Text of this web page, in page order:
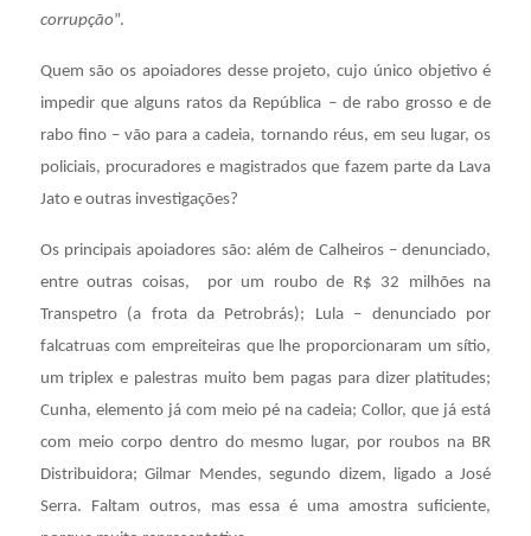
corrupção”.
Quem são os apoiadores desse projeto, cujo único objetivo é
impedir que alguns ratos da República – de rabo grosso e de
rabo fino – vão para a cadeia, tornando réus, em seu lugar, os
policiais, procuradores e magistrados que fazem parte da Lava
Jato e outras investigações?
Os principais apoiadores são: além de Calheiros – denunciado,
entre outras coisas, por um roubo de R$ 32 milhões na
Transpetro (a frota da Petrobrás); Lula – denunciado por
falcatruas com empreiteiras que lhe proporcionaram um sítio,
um triplex e palestras muito bem pagas para dizer platitudes;
Cunha, elemento já com meio pé na cadeia; Collor, que já está
com meio corpo dentro do mesmo lugar, por roubos na BR
Distribuidora; Gilmar Mendes, segundo dizem, ligado a José
Serra. Faltam outros, mas essa é uma amostra suficiente,